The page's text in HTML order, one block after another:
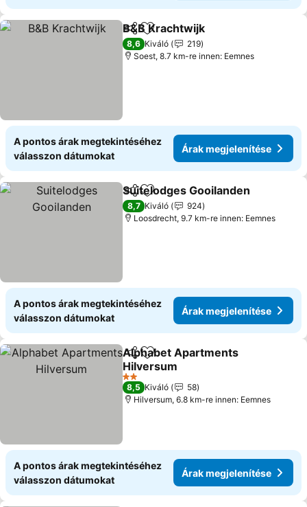
Megosztás
Hozzáadás a kedvencekhez
B&B Krachtwijk
8,6 Kiváló
219
Soest, 8.7 km-re innen: Eemnes
A pontos árak megtekintéséhez
válasszon dátumokat
Árak megjelenítése
Megosztás
Hozzáadás a kedvencekhez
Suitelodges Gooilanden
8,7 Kiváló
924
Loosdrecht, 9.7 km-re innen: Eemnes
A pontos árak megtekintéséhez
válasszon dátumokat
Árak megjelenítése
Megosztás
Hozzáadás a kedvencekhez
Alphabet Apartments
Hilversum
2 Kategória
8,5 Kiváló
58
Hilversum, 6.8 km-re innen: Eemnes
A pontos árak megtekintéséhez
válasszon dátumokat
Árak megjelenítése